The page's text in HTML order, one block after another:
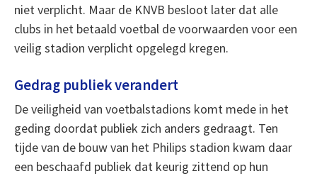
niet verplicht. Maar de KNVB besloot later dat alle
clubs in het betaald voetbal de voorwaarden voor een
veilig stadion verplicht opgelegd kregen.
Gedrag publiek verandert
De veiligheid van voetbalstadions komt mede in het
geding doordat publiek zich anders gedraagt. Ten
tijde van de bouw van het Philips stadion kwam daar
een beschaafd publiek dat keurig zittend op hun